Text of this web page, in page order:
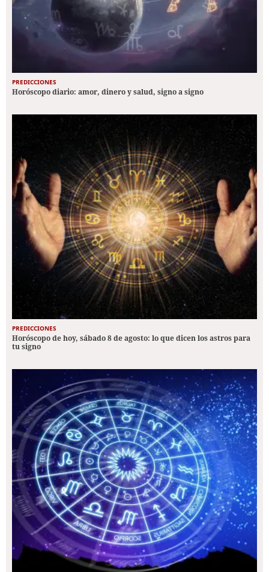
PREDICCIONES
Horóscopo diario: amor, dinero y salud, signo a signo
PREDICCIONES
Horóscopo de hoy, sábado 8 de agosto: lo que dicen los astros para
tu signo